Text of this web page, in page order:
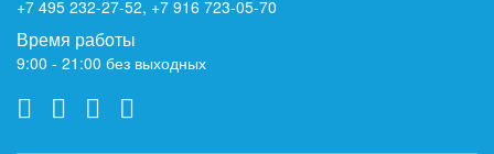
+7 495 232-27-52, +7 916 723-05-70
Время работы
9:00 - 21:00 без выходных